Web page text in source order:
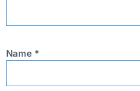
Name *